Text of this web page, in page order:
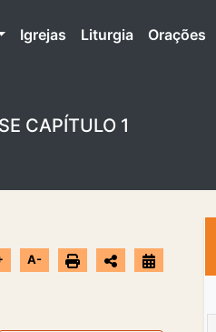
Igrejas Liturgia Orações
CAPÍTULO 1
A-